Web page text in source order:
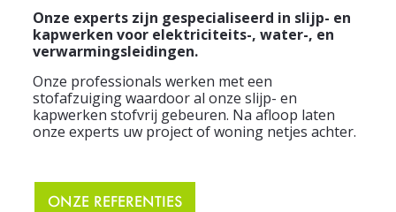
Onze experts zijn gespecialiseerd in slijp- en
kapwerken voor elektriciteits-, water-, en
verwarmingsleidingen.
Onze professionals werken met een
stofafzuiging waardoor al onze slijp- en
kapwerken stofvrij gebeuren. Na afloop laten
onze experts uw project of woning netjes achter.
ONZE REFERENTIES